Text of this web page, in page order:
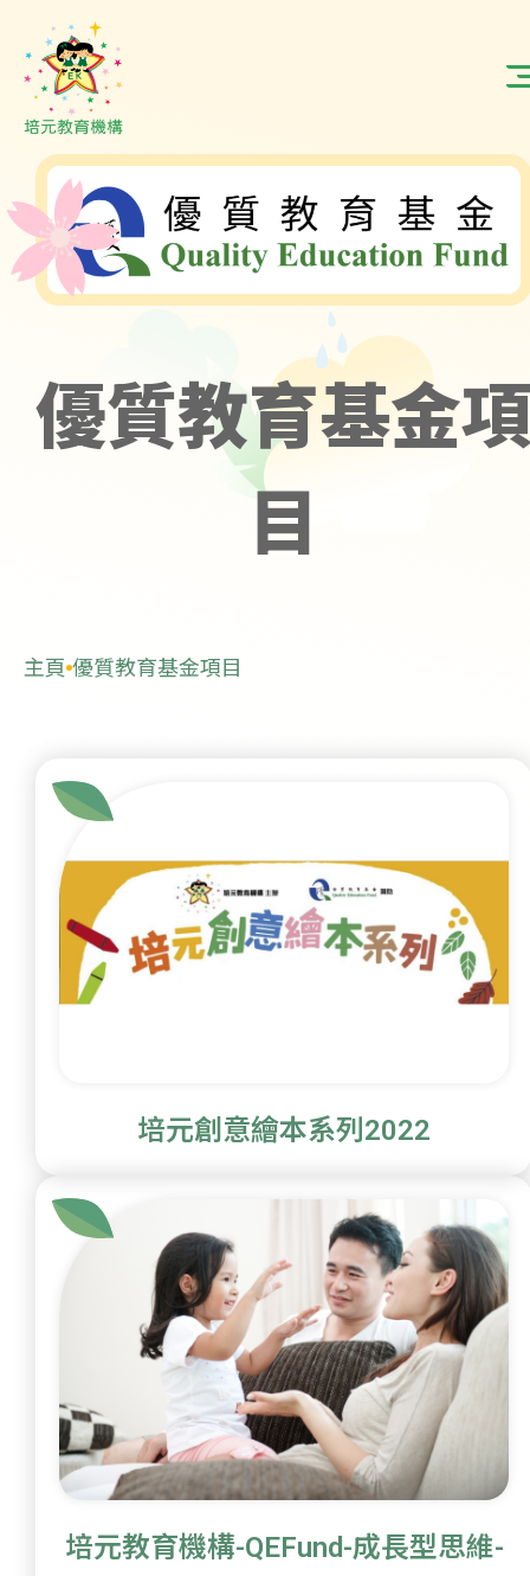
優質教育基金
目
主頁 優質教育基金項目
培元創意繪本系列2022
培元教育機構-QEFund-成長型思維-